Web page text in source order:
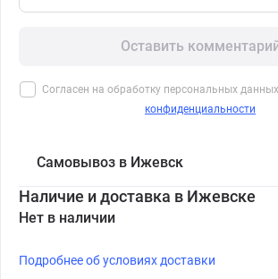
Оставить
Согласен на обработку персональных
конфиденциальности
Самовывоз в Ижевск
Наличие и доставка в Ижевске
Нет в наличии
Подробнее об условиях доставки